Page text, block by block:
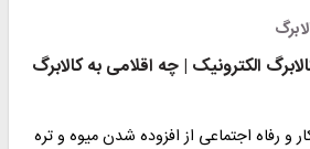
الکترونیک | چه اقلامی به کالابرگ
و رفاه اجتماعی از افزوده شدن میوه و تره